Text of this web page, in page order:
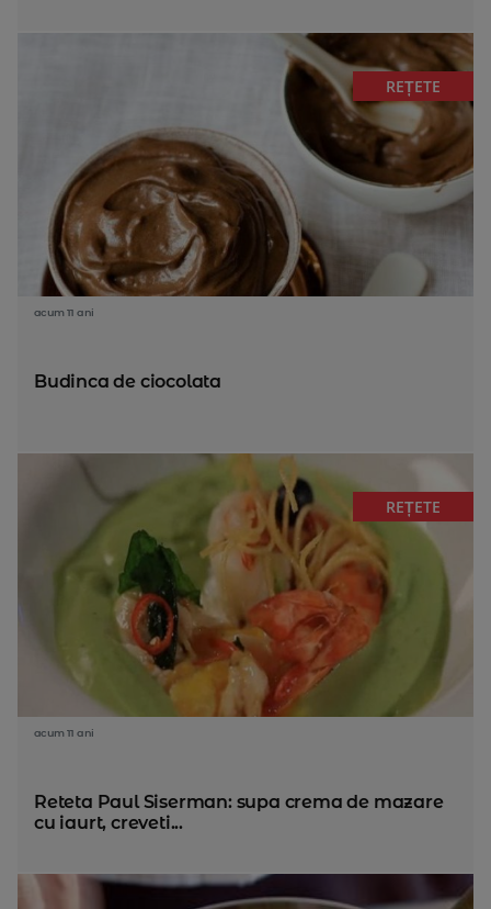
REȚETE
acum 11 ani
Budinca de ciocolata
REȚETE
acum 11 ani
Reteta Paul Siserman: supa crema de mazare
cu iaurt, creveti...